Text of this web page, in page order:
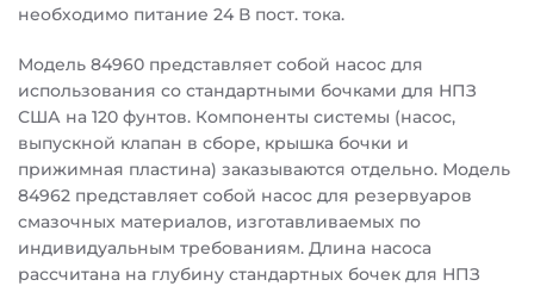
необходимо питание 24 В пост. тока.
Модель 84960 представляет собой насос для
использования со стандартными бочками для НПЗ
США на 120 фунтов. Компоненты системы (насос,
выпускной клапан в сборе, крышка бочки и
прижимная пластина) заказываются отдельно. Модель
84962 представляет собой насос для резервуаров
смазочных материалов, изготавливаемых по
индивидуальным требованиям. Длина насоса
рассчитана на глубину стандартных бочек для НПЗ